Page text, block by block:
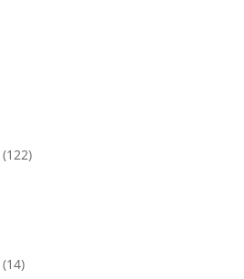
(122)
(14)